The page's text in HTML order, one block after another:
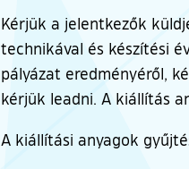
Kérjük a jelentkezők
technikával és készítési
pályázat eredményéről,
kérjük leadni. A kiállítás
A kiállítási anyagok